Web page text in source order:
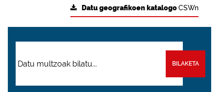
Datu geografikoen katalogoCSWn
BILAKETA